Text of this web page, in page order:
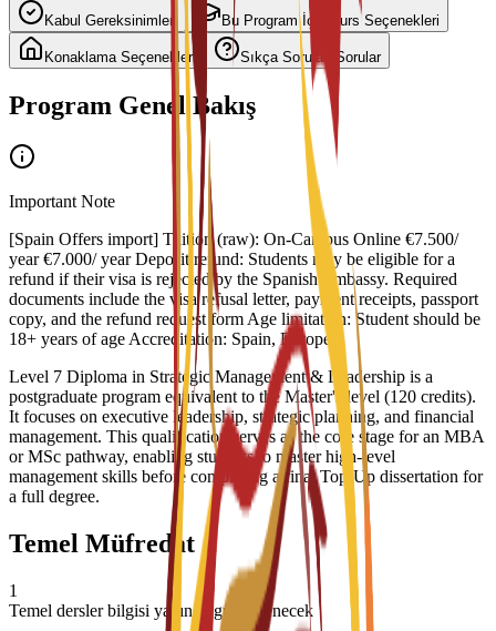
Kabul Gereksinimleri Bu Program İçin Burs Seçenekleri
Konaklama Seçenekleri Sıkça Sorulan Sorular
Program Genel Bakış
Important Note
[Spain Offers import] Tuition (raw): On-Campus Online €7.500/
year €7.000/ year Deposit refund: Students may be eligible for a
refund if their visa is rejected by the Spanish Embassy. Required
documents include the visa refusal letter, payment receipts, passport
copy, and the refund request form Age limitation: Student should be
18+ years of age Accreditation: Spain, Europe
Level 7 Diploma in Strategic Management & Leadership is a
postgraduate program equivalent to the Master's level (120 credits).
It focuses on executive leadership, strategic planning, and financial
management. This qualification serves as the core stage for an MBA
or MSc pathway, enabling students to master high-level
management skills before completing a final Top-Up dissertation for
a full degree.
Temel Müfredat
1
Temel dersler bilgisi yakında güncellenecek